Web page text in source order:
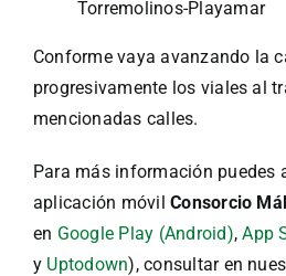
Torremolinos-Playamar
Conforme vaya avanzando la
progresivamente los viales al
mencionadas calles.
Para más información puedes
aplicación móvilConsorcio
en Google Play (Android),App
y Uptodown), consultar en